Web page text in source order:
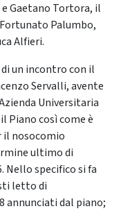
Gaetano Tortora, il
Palumbo,
Alfieri.
un incontro con il
Servalli, avente
Universitaria
Piano così come è
il nosocomio
ultimo di
Nello specifico si fa
letto di
dal piano;